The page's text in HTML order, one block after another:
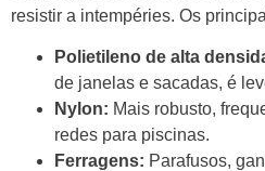
resistir a intempéries. Os
Polietileno de alta
de janelas e sacadas, é
Nylon: Mais robusto,
redes para piscinas.
Ferragens: Parafusos,